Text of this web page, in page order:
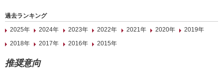
過去ランキング
2025年
2024年 2023年 2022年 2021年 2020年
2019年
2018年
2017年 2016年 2015年
推奨意向